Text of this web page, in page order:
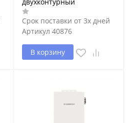
Срок поставки от 3х дней
Артикул 40876
В корзину